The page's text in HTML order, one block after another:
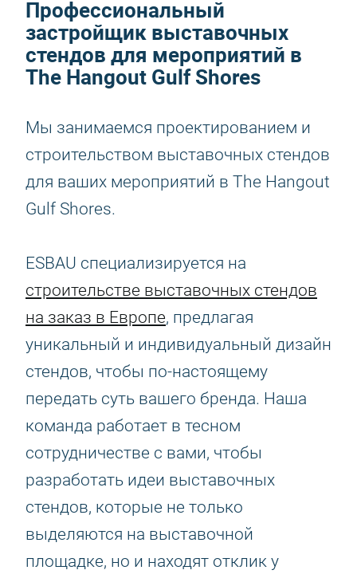
Профессиональный
застройщик выставочных
стендов для мероприятий в
The Hangout Gulf Shores
Мы занимаемся проектированием и
строительством выставочных стендов
для ваших мероприятий в The Hangout
Gulf Shores.
ESBAU специализируется на
строительстве выставочных стендов
на заказ в Европе, предлагая
уникальный и индивидуальный дизайн
стендов, чтобы по-настоящему
передать суть вашего бренда. Наша
команда работает в тесном
сотрудничестве с вами, чтобы
разработать идеи выставочных
стендов, которые не только
выделяются на выставочной
площадке, но и находят отклик у